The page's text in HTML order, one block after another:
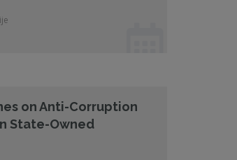
on Anti-Corruption
State-Owned